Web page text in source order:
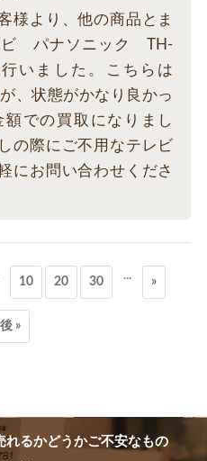
様より、他の商品とま
ビ パナソニック TH-
いました。こちらは
、状態がかなり良かっ
での買取になりまし
の際にご不用なテレビ
にお問い合わせくださ
10 20 30 ... »
»
れるかどうかご不安なもの